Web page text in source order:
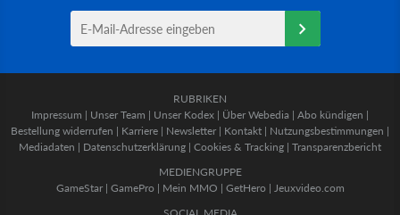
RUBRIKEN
Impressum | Unser Team | Unser Kodex | Über Webedia | Abo kündigen |
Bestellung widerrufen | Karriere | Newsletter | Kontakt | Nutzungsbestimmungen |
Mediadaten | Datenschutzerklärung | Cookies & Tracking | Transparenzbericht
MEDIENGRUPPE
GameStar| GamePro | Mein MMO | GetHero | Jeuxvideo.com